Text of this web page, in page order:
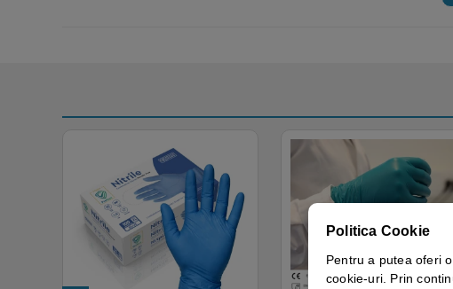
Politica Cookie
Pentru a putea oferi
cookie-uri. Prin